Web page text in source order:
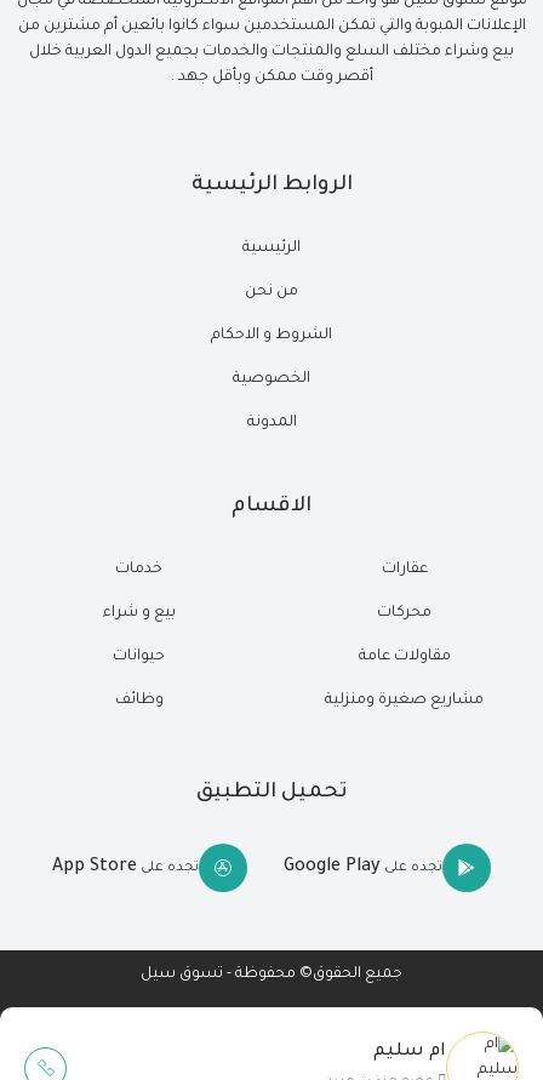
ام سليم
الإعلانات المبوبة والتي تمكن المستخدمين سواء كانوا بائعين أم مشترين من
بيع وشراء مختلف السلع والمنتجات والخدمات بجميع الدول العربية خلال
أقصر وقت ممكن وبأقل جهد .
الروابط الرئيسية
الرئيسية
من نحن
الشروط و الاحكام
الخصوصية
المدونة
الاقسام
عقارات
محركات
مقاولات عامة
مشاريع صغيرة ومنزلية
خدمات
بيع و شراء
حيوانات
وظائف
تحميل التطبيق
تجده على Google Play تجده على App Store
جميع الحقوق© محفوظة - تسوق سيل